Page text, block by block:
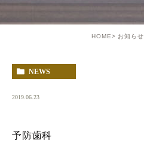
HOME お知らせ
NEWS
2019.06.23
予防歯科